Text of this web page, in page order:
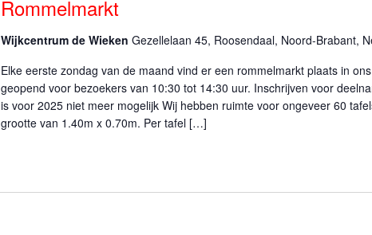
Rommelmarkt
Wijkcentrum de Wieken Gezellelaan 45, Roosendaal, Noord-Brabant,
Elke eerste zondag van de maand vind er een rommelmarkt plaats in
geopend voor bezoekers van 10:30 tot 14:30 uur. Inschrijven voor
is voor 2025 niet meer mogelijk Wij hebben ruimte voor ongeveer 60
grootte van 1.40m x 0.70m. Per tafel […]